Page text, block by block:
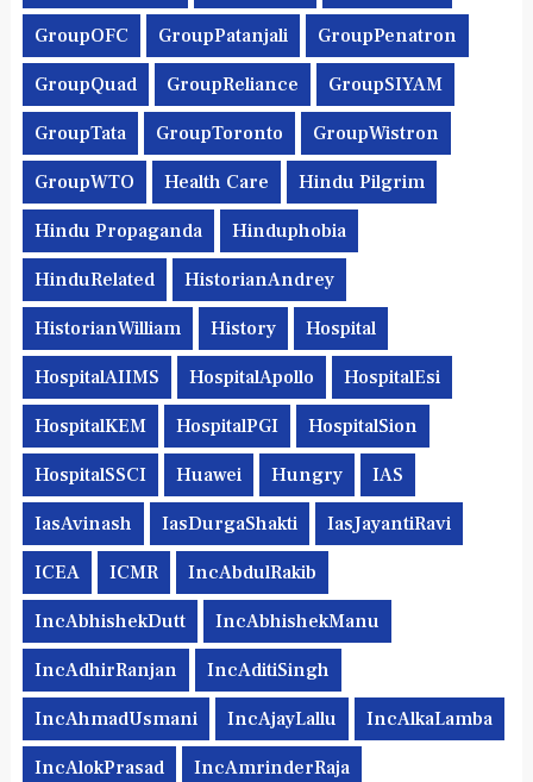
GroupOFC GroupPatanjali GroupPenatron
GroupQuad GroupReliance GroupSIYAM
GroupTata GroupToronto GroupWistron
GroupWTO Health Care Hindu Pilgrim
Hindu Propaganda Hinduphobia
HinduRelated HistorianAndrey
HistorianWilliam History Hospital
HospitalAIIMS HospitalApollo HospitalEsi
HospitalKEM HospitalPGI HospitalSion
HospitalSSCI Huawei Hungry IAS
IasAvinash IasDurgaShakti IasJayantiRavi
ICEA ICMR IncAbdulRakib
IncAbhishekDutt IncAbhishekManu
IncAdhirRanjan IncAditiSingh
IncAhmadUsmani IncAjayLallu IncAlkaLamba
IncAlokPrasad IncAmrinderRaja